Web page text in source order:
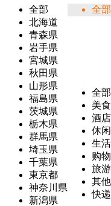
全部
北海道
青森県
岩手県
宮城県
秋田県
山形県
福島県
茨城県
栃木県
群馬県
埼玉県
千葉県
東京都
神奈川県
新潟県
全部
全部
美食
酒店
休
生
购物
旅游
其他
快